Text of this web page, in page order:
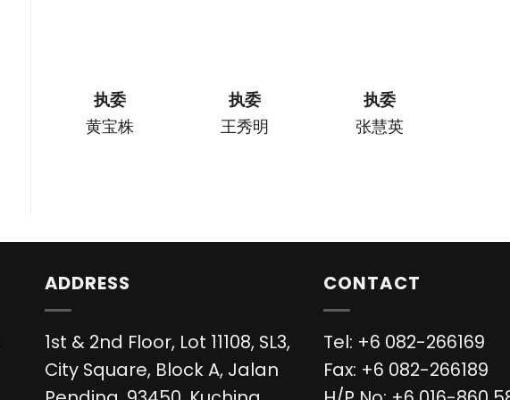
执委
黄宝株
执委
王秀明
执委
张慧英
ADDRESS
1st & 2nd Floor, Lot 11108, SL3,
City Square, Block A, Jalan
CONTACT
Tel: +6 082-266169
Fax: +6 082-266189